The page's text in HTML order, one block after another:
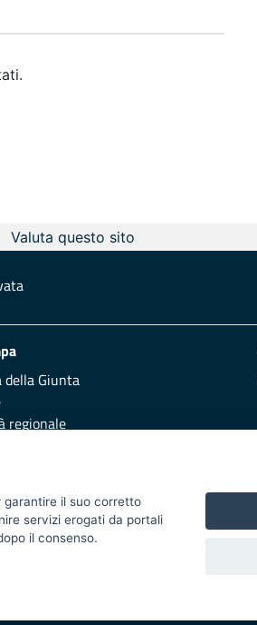
Valuta questo sito
della Giunta
regionale
pubblicazione
garantire il suo corretto
servizi erogati da portali
il consenso.